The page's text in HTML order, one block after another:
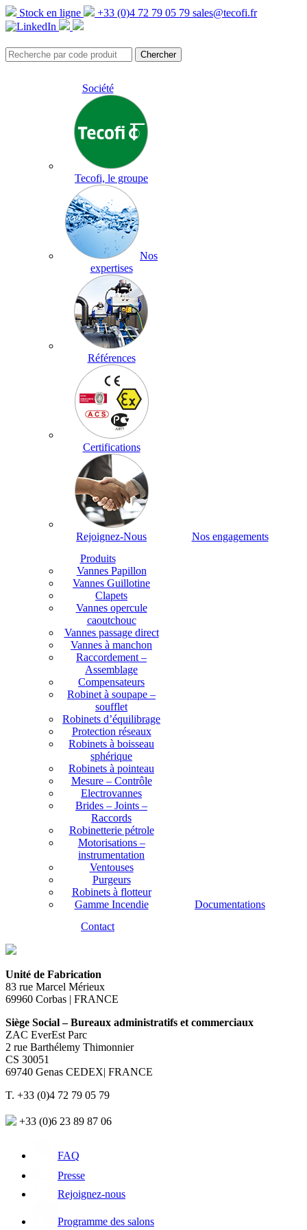
Stock en ligne +33 (0)4 72 79 05 79 sales@tecofi.fr
Société
Tecofi, le groupe
Nos
expertises
Références
Certifications
Rejoignez-Nous
Nos engagements
Produits
Vannes Papillon
Vannes Guillotine
Clapets
Vannes opercule
caoutchouc
Vannes passage direct
Vannes à manchon
Raccordement –
Assemblage
Compensateurs
Robinet à soupape –
soufflet
Robinets d’équilibrage
Protection réseaux
Robinets à boisseau
sphérique
Robinets à pointeau
Mesure – Contrôle
Electrovannes
Brides – Joints –
Raccords
Robinetterie pétrole
Motorisations –
instrumentation
Ventouses
Purgeurs
Robinets à flotteur
Gamme Incendie
Documentations
Contact
Unité de Fabrication
83 rue Marcel Mérieux
69960 Corbas | FRANCE
Siège Social – Bureaux administratifs et commerciaux
ZAC EverEst Parc
2 rue Barthélemy Thimonnier
CS 30051
69740 Genas CEDEX| FRANCE
T. +33 (0)4 72 79 05 79
+33 (0)6 23 89 87 06
FAQ
Presse
Rejoignez-nous
Programme des salons